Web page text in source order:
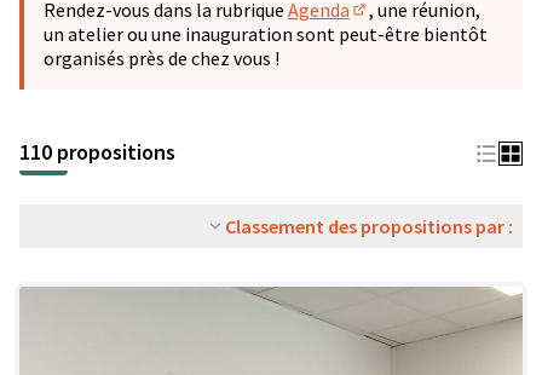
Rendez-vous dans la rubrique Agenda
(S'ouvre dans un
, une réunion,
un atelier ou une inauguration sont peut-être bientôt
organisés près de chez vous !
110 propositions
Classement des propositions par :